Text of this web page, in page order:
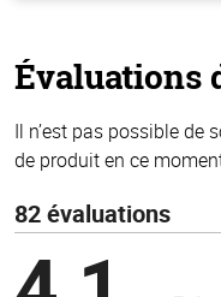
Évaluations
Il n’est pas possible de
de produit en ce
82 évaluations